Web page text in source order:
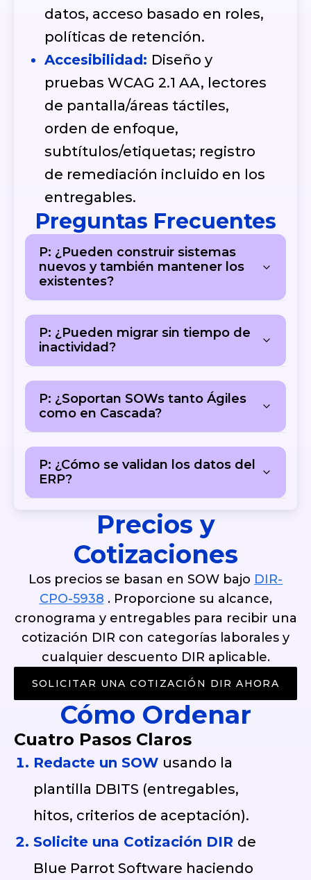
datos, acceso basado en roles,
políticas de retención.
Accesibilidad: Diseño y
pruebas WCAG 2.1 AA, lectores
de pantalla/áreas táctiles,
orden de enfoque,
subtítulos/etiquetas; registro
de remediación incluido en los
entregables.
Preguntas Frecuentes
P: ¿Pueden construir sistemas
nuevos y también mantener los
existentes?
P: ¿Pueden migrar sin tiempo de
inactividad?
P: ¿Soportan SOWs tanto Ágiles
como en Cascada?
P: ¿Cómo se validan los datos del
ERP?
Precios y
Cotizaciones
Los precios se basan en SOW bajo DIR-
CPO-5938 . Proporcione su alcance,
cronograma y entregables para recibir una
cotización DIR con categorías laborales y
cualquier descuento DIR aplicable.
SOLICITAR UNA COTIZACIÓN DIR AHORA
Cómo Ordenar
Cuatro Pasos Claros
Redacte un SOW usando la
plantilla DBITS (entregables,
hitos, criterios de aceptación).
Solicite una Cotización DIR de
Blue Parrot Software haciendo